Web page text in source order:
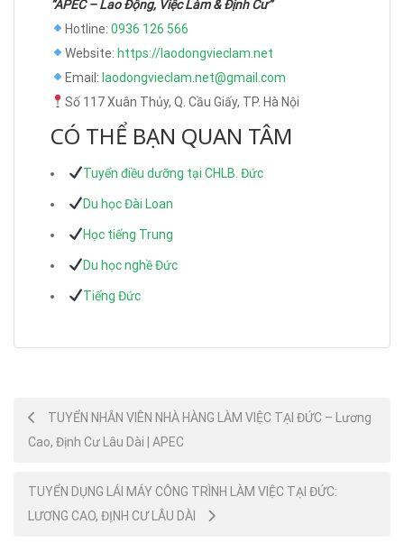
“APEC – Lao Động, Việc Làm & Định Cư”
Hotline: 0936 126 566
Website: https://laodongvieclam.net
Email: laodongvieclam.net@gmail.com
Số 117 Xuân Thủy, Q. Cầu Giấy, TP. Hà Nội
CÓ THỂ BẠN QUAN TÂM
Tuyển điều dưỡng tại CHLB. Đức
Du học Đài Loan
Học tiếng Trung
Du học nghề Đức
Tiếng Đức
Post
navigation
TUYỂN NHÂN VIÊN NHÀ HÀNG LÀM VIỆC TẠI ĐỨC – Lương
Cao, Định Cư Lâu Dài | APEC
TUYỂN DỤNG LÁI MÁY CÔNG TRÌNH LÀM VIỆC TẠI ĐỨC:
LƯƠNG CAO, ĐỊNH CƯ LÂU DÀI